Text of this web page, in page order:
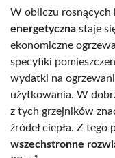
W obliczu rosnących
energetyczna staje
ekonomiczne
specyfiki
wydatki na
użytkowania. W
z tych grzejników
źródeł ciepła. Z
wszechstronne